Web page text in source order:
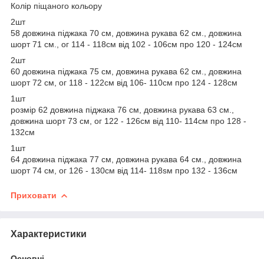
Колір піщаного кольору
2шт
58 довжина піджака 70 см, довжина рукава 62 см., довжина
шорт 71 см., ог 114 - 118см від 102 - 106см про 120 - 124см
2шт
60 довжина піджака 75 см, довжина рукава 62 см., довжина
шорт 72 см, ог 118 - 122см від 106- 110см про 124 - 128см
1шт
розмір 62 довжина піджака 76 см, довжина рукава 63 см.,
довжина шорт 73 см, ог 122 - 126см від 110- 114см про 128 -
132см
1шт
64 довжина піджака 77 см, довжина рукава 64 см., довжина
шорт 74 см, ог 126 - 130см від 114- 118sм про 132 - 136см
Приховати
Характеристики